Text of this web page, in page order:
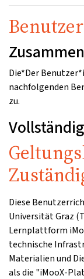
Die*Der
nachfolgenden
zu.
Diese
Universität Graz
Lernplattform
technische
Materialien und
als die "iMooX-